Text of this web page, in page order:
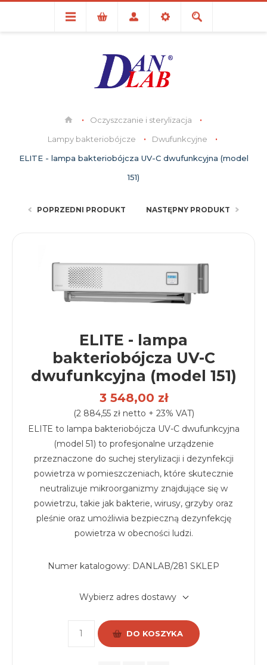
Oczyszczanie i sterylizacja
Lampy bakteriobójcze
Dwufunkcyjne
ELITE - lampa bakteriobójcza UV-C dwufunkcyjna (model
151)
POPRZEDNI PRODUKT NASTĘPNY PRODUKT
ELITE - lampa
bakteriobójcza UV-C
dwufunkcyjna (model 151)
3 548,00 zł
(2 884,55 zł netto + 23% VAT)
ELITE to lampa bakteriobójcza UV-C dwufunkcyjna
(model 51) to profesjonalne urządzenie
przeznaczone do suchej sterylizacji i dezynfekcji
powietrza w pomieszczeniach, które skutecznie
neutralizuje mikroorganizmy znajdujące się w
powietrzu, takie jak bakterie, wirusy, grzyby oraz
pleśnie oraz umożliwia bezpieczną dezynfekcję
powietrza w obecności ludzi.
Numer katalogowy: DANLAB/281 SKLEP
Wybierz adres dostawy
DO KOSZYKA